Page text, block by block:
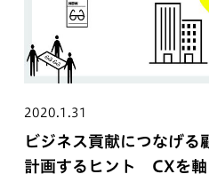
2020.1.31
ビジネス貢献につなげる
計画するヒント CXを軸